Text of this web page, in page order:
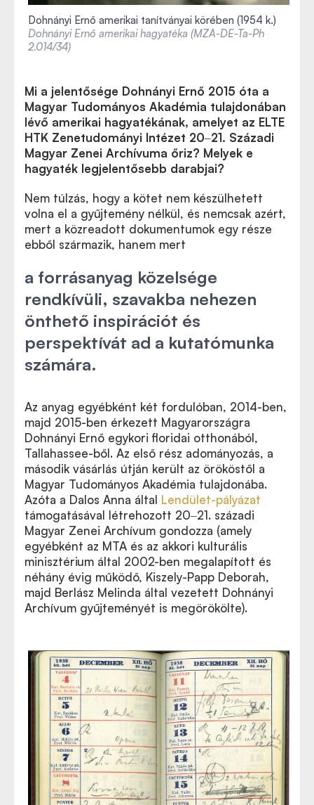
Dohnányi Ernő amerikai tanítványai körében (1954 k.)
Dohnányi Ernő amerikai hagyatéka (MZA-DE-Ta-Ph
2.014/34)
Mi a jelentősége Dohnányi Ernő 2015 óta a
Magyar Tudományos Akadémia tulajdonában
lévő amerikai hagyatékának, amelyet az ELTE
HTK Zenetudományi Intézet 20‒21. Századi
Magyar Zenei Archívuma őriz? Melyek e
hagyaték legjelentősebb darabjai?
Nem túlzás, hogy a kötet nem készülhetett
volna el a gyűjtemény nélkül, és nemcsak azért,
mert a közreadott dokumentumok egy része
ebből származik, hanem mert
a forrásanyag közelsége
rendkívüli, szavakba nehezen
önthető inspirációt és
perspektívát ad a kutatómunka
számára.
Az anyag egyébként két fordulóban, 2014-ben,
majd 2015-ben érkezett Magyarországra
Dohnányi Ernő egykori floridai otthonából,
Tallahassee-ből. Az első rész adományozás, a
második vásárlás útján került az örököstől a
Magyar Tudományos Akadémia tulajdonába.
Azóta a Dalos Anna által Lendület-pályázat
támogatásával létrehozott 20‒21. századi
Magyar Zenei Archívum gondozza (amely
egyébként az MTA és az akkori kulturális
minisztérium által 2002-ben megalapított és
néhány évig működő, Kiszely-Papp Deborah,
majd Berlász Melinda által vezetett Dohnányi
Archívum gyűjteményét is megörökölte).